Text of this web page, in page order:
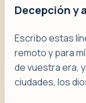
Decepción y
Escribo estas
remoto y para
de vuestra era,
ciudades, los